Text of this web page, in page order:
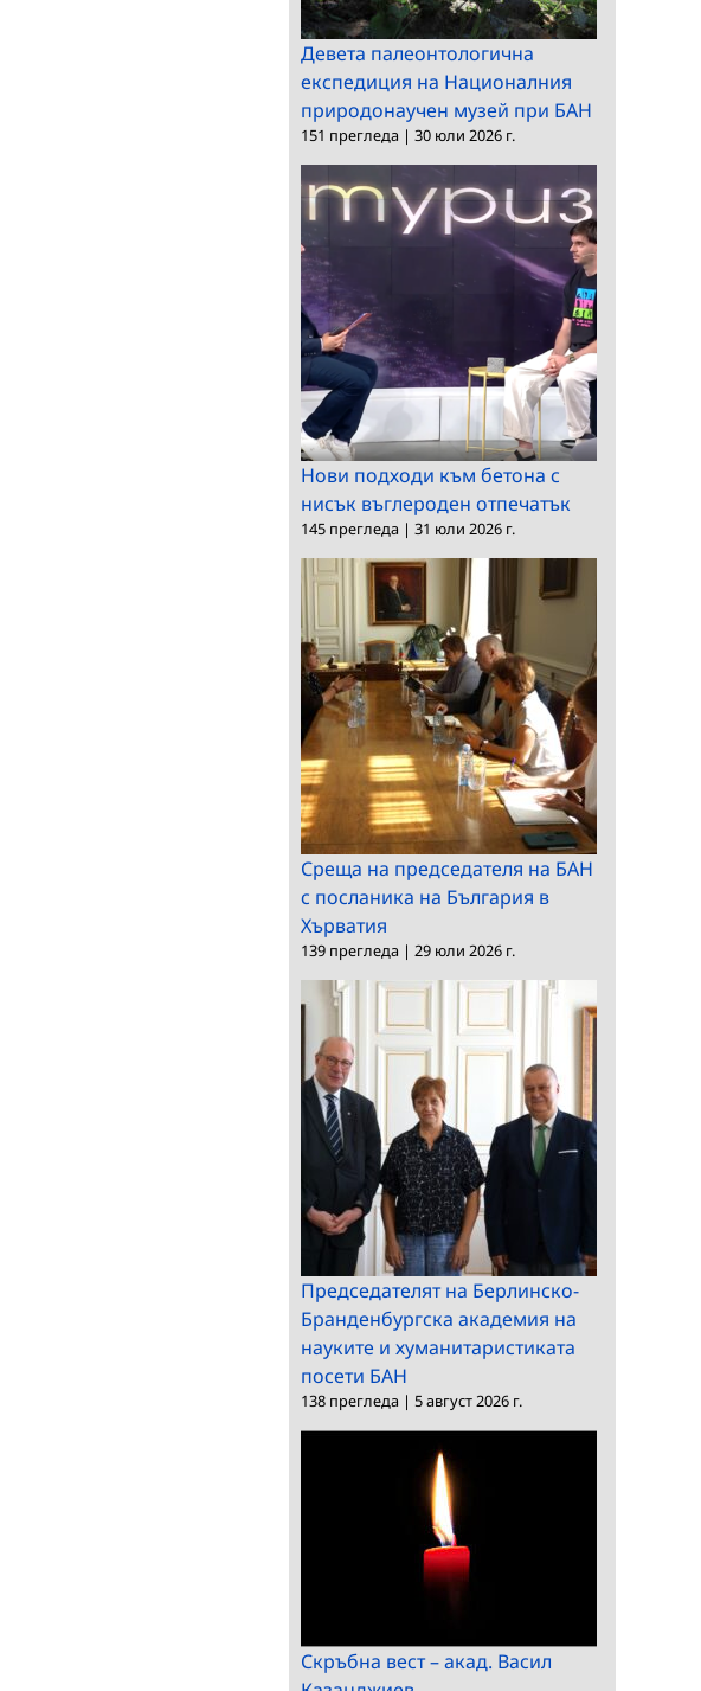
Девета палеонтологична
експедиция на Националния
природонаучен музей при БАН
151 прегледа | 30 юли 2026 г.
Нови подходи към бетона с
нисък въглероден отпечатък
145 прегледа | 31 юли 2026 г.
Среща на председателя на БАН
с посланика на България в
Хърватия
139 прегледа | 29 юли 2026 г.
Председателят на Берлинско-
Бранденбургска академия на
науките и хуманитаристиката
посети БАН
138 прегледа | 5 август 2026 г.
Скръбна вест – акад. Васил